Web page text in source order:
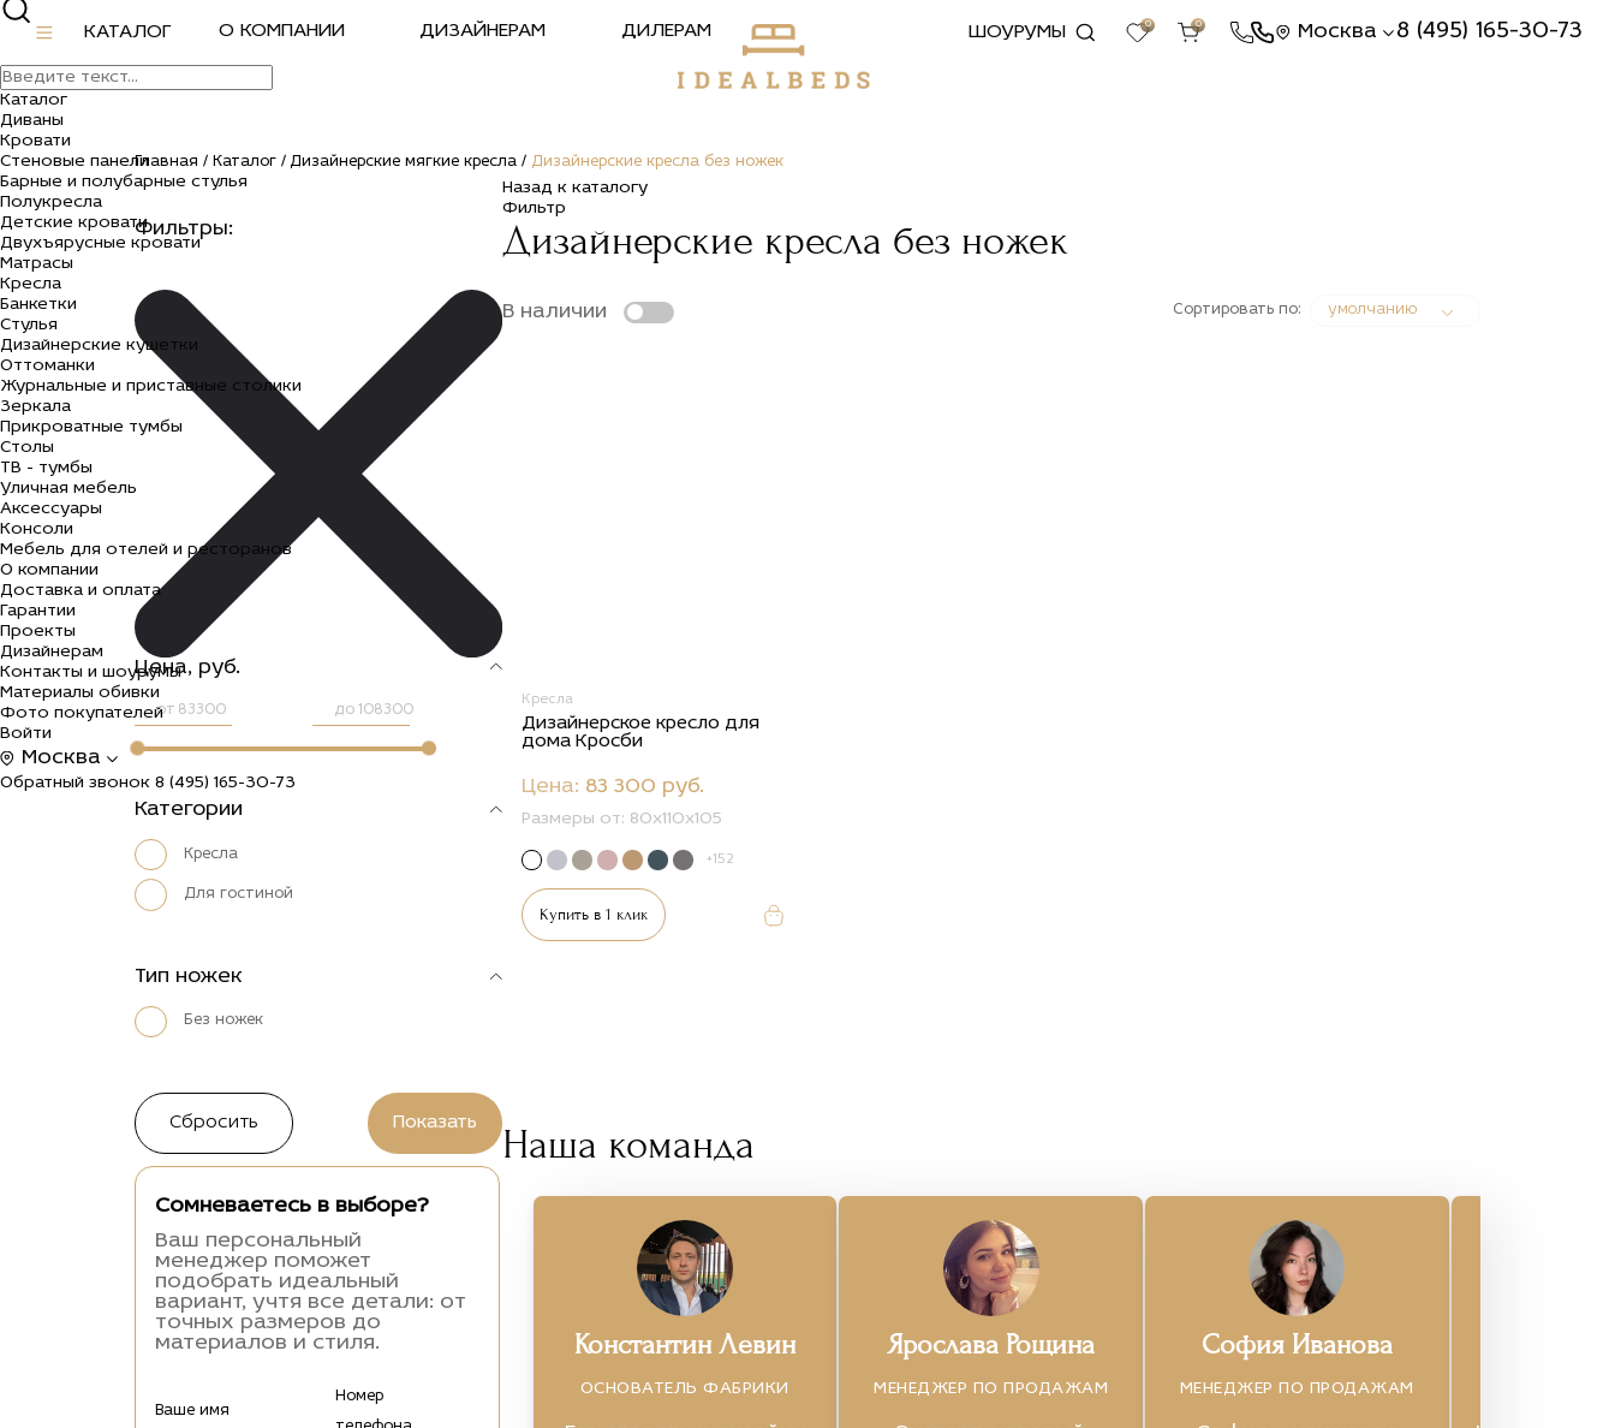
КАТАЛОГ О КОМПАНИИ ДИЗАЙНЕРАМ ДИЛЕРАМ ШОУРУМЫ 0 0 Москва 8 (495) 165-30-73
Каталог
Диваны
Кровати
Стеновые панели
Барные и полубарные стулья
Полукресла
Детские кровати
Двухъярусные кровати
Матрасы
Кресла
Банкетки
Стулья
Дизайнерские кушетки
Оттоманки
Журнальные и приставные столики
Зеркала
Прикроватные тумбы
Столы
ТВ - тумбы
Уличная мебель
Аксессуары
Консоли
Мебель для отелей и ресторанов
О компании
Доставка и оплата
Гарантии
Проекты
Дизайнерам
Контакты и шоурумы
Материалы обивки
Фото покупателей
Войти
Москва
Обратный звонок 8 (495) 165-30-73
Главная / Каталог / Дизайнерские мягкие кресла / Дизайнерские кресла без ножек
Фильтры:
Цена, руб.
от до
Категории
Кресла
Для гостиной
Тип ножек
Без ножек
Сомневаетесь в выборе?
Ваш персональный
менеджер поможет
подобрать идеальный
вариант, учтя все детали: от
точных размеров до
материалов и стиля.
Ваше имя
Номер
Назад к каталогу
Фильтр
Дизайнерские кресла без ножек
В наличии Сортировать по: умолчанию
Кресла
Дизайнерское кресло для
дома Кросби
Цена: 83 300 руб.
Размеры от: 80x110x105
+152
Купить в 1 клик
Наша команда
Константин Левин
ОСНОВАТЕЛЬ ФАБРИКИ
Ярослава Рощина
МЕНЕДЖЕР ПО ПРОДАЖАМ
София Иванова
МЕНЕДЖЕР ПО ПРОДАЖАМ